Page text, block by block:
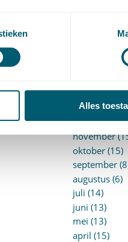
Alles
2025
december
november
oktober (15)
september
augustus (6)
juli (14)
juni (13)
mei (13)
april (15)